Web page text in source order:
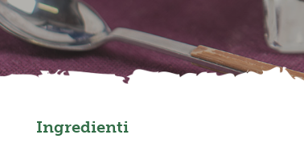
Ingredienti